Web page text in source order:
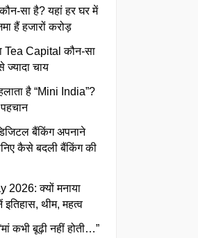
सा है? यहां हर घर में
हैं हजारों करोड़
Tea Capital कौन-सा
ज्यादा चाय
है “Mini India”?
बैंकिंग अपनाने
कैसे बदली बैंकिंग की
क्यों मनाया
थीम, महत्व
कभी बूढ़ी नहीं होती…”